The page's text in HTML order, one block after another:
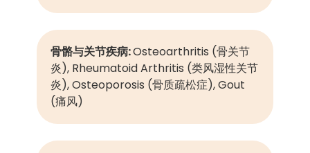
骨骼与关节疾病:Osteoarthritis (骨关节
炎), Rheumatoid Arthritis (类风湿性关节
炎), Osteoporosis (骨质疏松症), Gout
(痛风)